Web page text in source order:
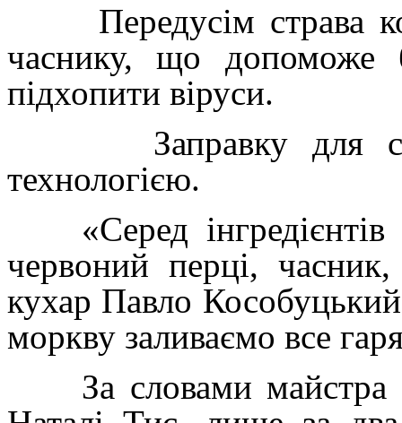
Передусім страва
часнику, що допоможе
підхопити віруси.
Заправку для
технологією.
«Серед інгредієнтів
червоний перці,
кухар Павло
моркву заливаємо все
За словами майстра